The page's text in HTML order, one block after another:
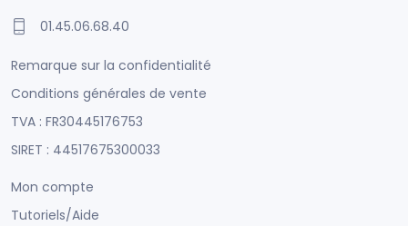
01.45.06.68.40
Remarque sur la confidentialité
Conditions générales de vente
TVA : FR30445176753
SIRET : 44517675300033
Mon compte
Tutoriels/Aide